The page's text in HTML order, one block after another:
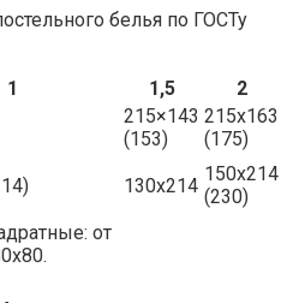
белья по ГОСТу
1 1,5
2
215×143
(153)
215х163
(175)
130х214
150х214
(230)
от